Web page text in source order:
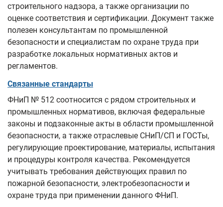
строительного надзора, а также организации по
оценке соответствия и сертификации. Документ также
полезен консультантам по промышленной
безопасности и специалистам по охране труда при
разработке локальных нормативных актов и
регламентов.
Связанные стандарты
ФНиП № 512 соотносится с рядом строительных и
промышленных нормативов, включая федеральные
законы и подзаконные акты в области промышленной
безопасности, а также отраслевые СНиП/СП и ГОСТы,
регулирующие проектирование, материалы, испытания
и процедуры контроля качества. Рекомендуется
учитывать требования действующих правил по
пожарной безопасности, электробезопасности и
охране труда при применении данного ФНиП.